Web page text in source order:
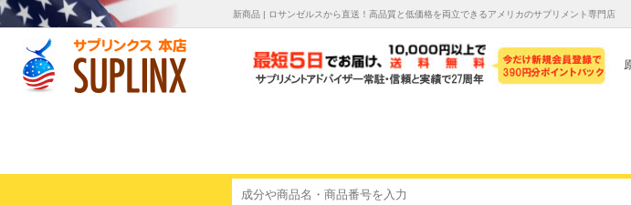
新商品 | ロサンゼルスから直送！高品質と低価格を両立できるアメリカのサプリメント専門店